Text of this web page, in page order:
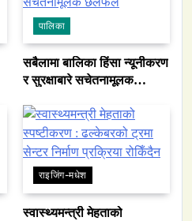
पालिका
सबैलामा बालिका हिंसा न्यूनीकरण
र सुरक्षाबारे सचेतनामूलक
राइजिंग-मधेश
स्वास्थ्यमन्त्री मेहताको